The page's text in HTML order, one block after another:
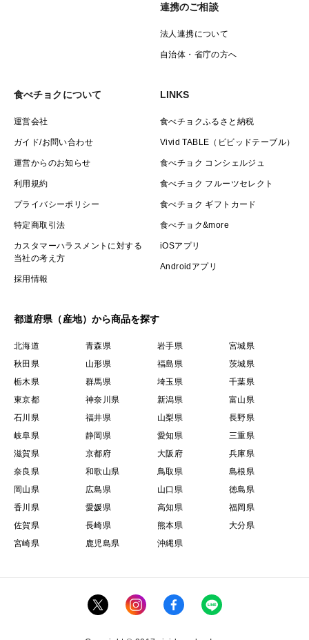
連携のご相談
法人連携について
自治体・省庁の方へ
食べチョクについて
運営会社
ガイド/お問い合わせ
運営からのお知らせ
利用規約
プライバシーポリシー
特定商取引法
カスタマーハラスメントに対する
当社の考え方
採用情報
LINKS
食べチョクふるさと納税
Vivid TABLE（ビビッドテーブル）
食べチョク コンシェルジュ
食べチョク フルーツセレクト
食べチョク ギフトカード
食べチョク&more
iOSアプリ
Androidアプリ
都道府県（産地）から商品を探す
北海道 青森県 岩手県
宮城県
秋田県
山形県 福島県
茨城県
栃木県
群馬県 埼玉県
千葉県
東京都
神奈川県 新潟県
富山県
石川県
福井県 山梨県
長野県
岐阜県
静岡県 愛知県
三重県
滋賀県
京都府 大阪府
兵庫県
奈良県
和歌山県 鳥取県
島根県
岡山県
広島県 山口県
徳島県
香川県
愛媛県 高知県
福岡県
佐賀県
長崎県 熊本県
大分県
宮崎県
鹿児島県 沖縄県